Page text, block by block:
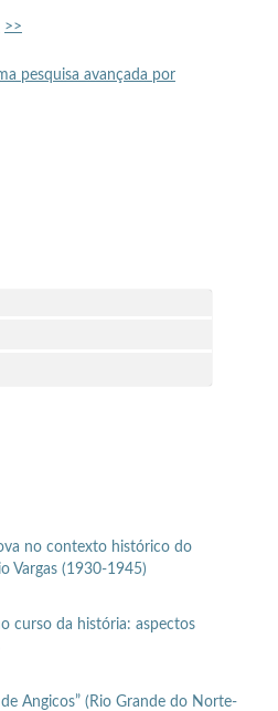
>>
pesquisa avançada por
no contexto histórico do
Vargas (1930-1945)
curso da história: aspectos
Angicos” (Rio Grande do Norte-